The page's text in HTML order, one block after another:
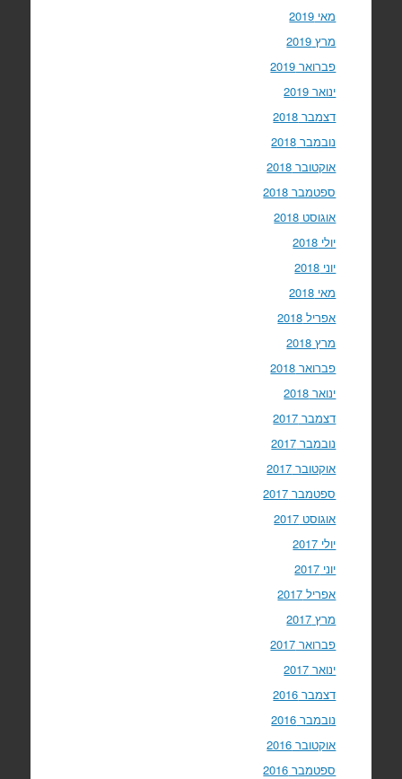
מאי 2019
מרץ 2019
פברואר 2019
ינואר 2019
דצמבר 2018
נובמבר 2018
אוקטובר 2018
ספטמבר 2018
אוגוסט 2018
יולי 2018
יוני 2018
מאי 2018
אפריל 2018
מרץ 2018
פברואר 2018
ינואר 2018
דצמבר 2017
נובמבר 2017
אוקטובר 2017
ספטמבר 2017
אוגוסט 2017
יולי 2017
יוני 2017
אפריל 2017
מרץ 2017
פברואר 2017
ינואר 2017
דצמבר 2016
נובמבר 2016
אוקטובר 2016
ספטמבר 2016